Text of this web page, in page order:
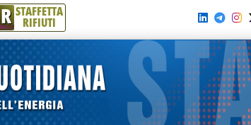
R STAFFETTA
RIFIUTI